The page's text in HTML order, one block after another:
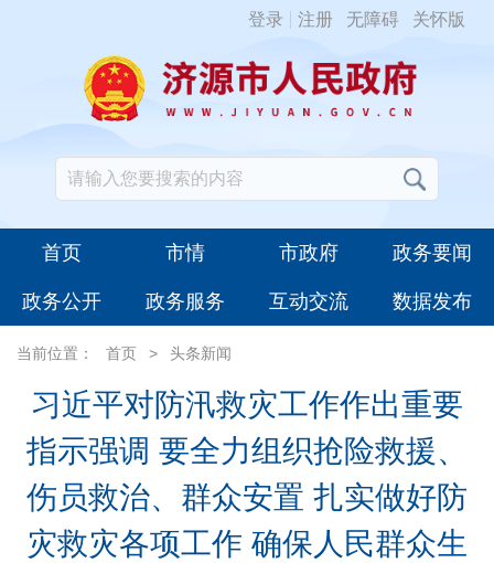
登录 注册 无障碍 关怀版
首页 市情 市政府 政务要闻
政务公开 政务服务 互动交流 数据发布
当前位置： 首页 > 头条新闻
习近平对防汛救灾工作作出重要
指示强调 要全力组织抢险救援、
伤员救治、群众安置 扎实做好防
灾救灾各项工作 确保人民群众生